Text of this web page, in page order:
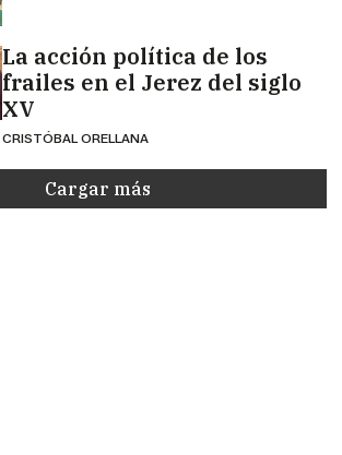
La acción política de los
frailes en el Jerez del siglo
XV
CRISTÓBAL ORELLANA
Cargar más